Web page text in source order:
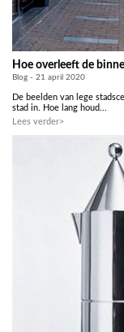
Hoe overleeft de
Blog - 21 april 2020
De beelden van lege
stad in. Hoe lang houd...
Lees verder>